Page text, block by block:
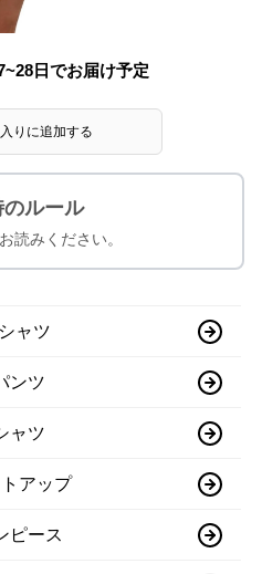
日でお届け予定
りに追加する
のルール
読みください。
ャツ
ンツ
ャツ
アップ
ピース